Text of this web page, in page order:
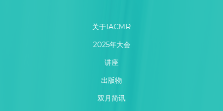
关于IACMR
2025年大会
讲座
出版物
双月简讯